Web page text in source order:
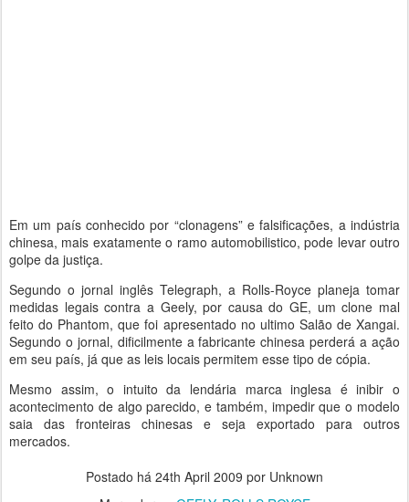
Em um país conhecido por “clonagens” e falsificações, a indústria
chinesa, mais exatamente o ramo automobilistico, pode levar outro
golpe da justiça.
Segundo o jornal inglês Telegraph, a Rolls-Royce planeja tomar
medidas legais contra a Geely, por causa do GE, um clone mal
feito do Phantom, que foi apresentado no ultimo Salão de Xangai.
Segundo o jornal, dificilmente a fabricante chinesa perderá a ação
em seu país, já que as leis locais permitem esse tipo de cópia.
Mesmo assim, o intuito da lendária marca inglesa é inibir o
acontecimento de algo parecido, e também, impedir que o modelo
saia das fronteiras chinesas e seja exportado para outros
mercados.
Postado há 24th April 2009 por Unknown